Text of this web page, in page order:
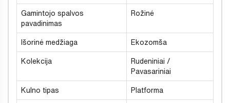
Gamintojo spalvos
pavadinimas
Rožinė
Išorinė medžiaga Ekozomša
Kolekcija
Rudeniniai /
Pavasariniai
Kulno tipas Platforma